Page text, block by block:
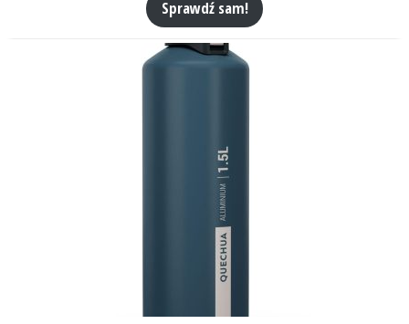
Sprawdź sam!